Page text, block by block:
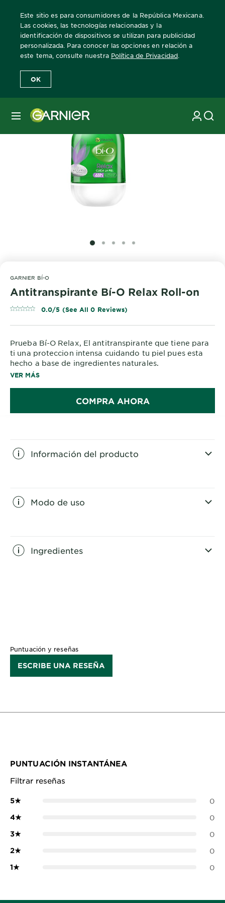
Este sitio es para consumidores de la República Mexicana.
Las cookies, las tecnologías relacionadas y la
identificación de dispositivos se utilizan para publicidad
personalizada. Para conocer las opciones en relación a
este tema, consulte nuestra Política de Privacidad
OK
MENÚ
Home Bio antitranspirante-bi-o-relax-roll-on
SLIDE 1
SLIDE 2
SLIDE 3
SLIDE 4
SLIDE 5
GARNIER BÍ-O
Antitranspirante Bí-O Relax Roll-on
0.0/5 (See All 0 Reviews)
Prueba Bí-O Relax, El antitranspirante que tiene para
ti una proteccion intensa cuidando tu piel pues esta
hecho a base de ingredientes naturales.
Desodorante Bí-O: larga duración, protección intensa,
48 horas. Probado dermatológicamente. Contiene 0%
alcohol.
VER MÁS
COMPRA AHORA
Información del producto
Modo de uso
Ingredientes
Puntuación y reseñas
ESCRIBE UNA RESEÑA
PUNTUACIÓN INSTANTÁNEA
Filtrar reseñas
5★ 0
4★ 0
3★ 0
2★ 0
1★ 0